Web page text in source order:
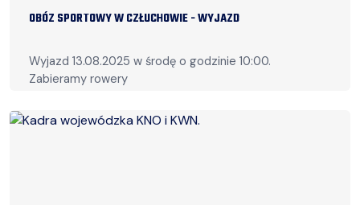
OBÓZ SPORTOWY W CZŁUCHOWIE - WYJAZD
Wyjazd 13.08.2025 w środę o godzinie 10:00.
Zabieramy rowery
Czytaj więcej